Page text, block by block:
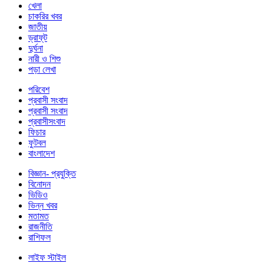
খেলা
চাকরির খবর
জাতীয়
ড্রাফ্‌ট
দুর্ঘনা
নারী ও শিশু
পড়া লেখা
পরিবেশ
প্রবাসী সংবাদ
প্রবাসী সংবাদ
প্রবাসীসংবাদ
ফিচার
ফুটবল
বাংলাদেশ
বিজ্ঞান- প্রযুক্তি
বিনোদন
ভিডিও
ভিন্ন খবর
মতামত
রাজনীতি
রাশিফল
লাইফ স্টাইল